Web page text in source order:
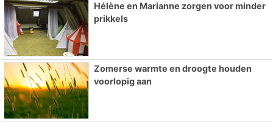
Hélène en Marianne zorgen voor minder
prikkels
Zomerse warmte en droogte houden
voorlopig aan